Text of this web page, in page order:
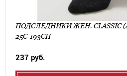
ПОДСЛЕДНИКИ ЖЕН. CLASSIC
25С-193СП
237 руб.